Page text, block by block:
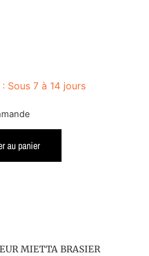
Sous 7 à 14 jours
au panier
MIETTA BRASIER